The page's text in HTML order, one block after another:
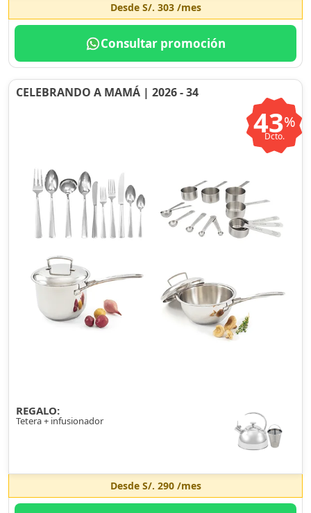
Desde S/. 303/mes
Consultar promoción
CELEBRANDO A MAMÁ | 2026 - 34
43%
Dcto.
REGALO:
Tetera + infusionador
Desde S/. 290/mes